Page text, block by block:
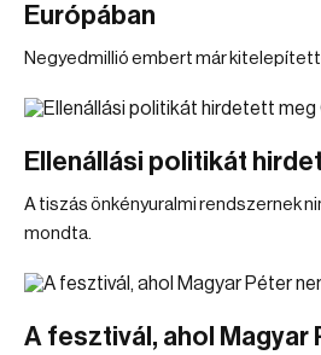
Európában
Negyedmillió embert már
Ellenállási politikát
A tiszás önkényuralmi rendszernek
mondta.
A fesztivál, ahol Magyar